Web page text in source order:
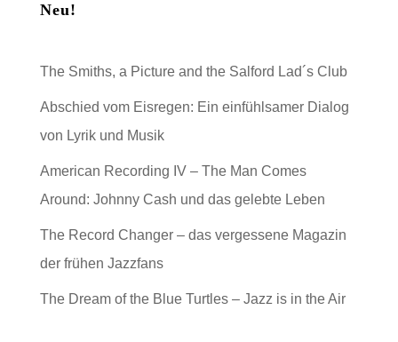
Neu!
The Smiths, a Picture and the Salford Lad´s Club
Abschied vom Eisregen: Ein einfühlsamer Dialog
von Lyrik und Musik
American Recording IV – The Man Comes
Around: Johnny Cash und das gelebte Leben
The Record Changer – das vergessene Magazin
der frühen Jazzfans
The Dream of the Blue Turtles – Jazz is in the Air